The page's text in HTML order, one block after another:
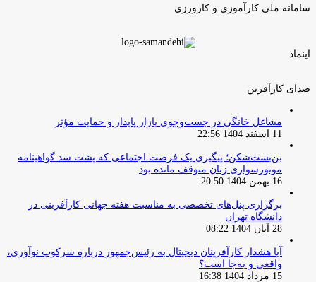
سامانه ملی کارآموزی و کارورزی
اینماد
صدای کارآفرین
مشاغل خانگی در جست‌وجوی بازار پایدار و حمایت مؤثر
11 اسفند 1404 22:56
بن‌بست‌شکن؛ پیگیری یک فرصت اجتماعی که پشت سد گواهینامه
موتورسواری زنان متوقف مانده بود
16 بهمن 1404 20:50
برگزاری پنل‌های تخصصی به مناسبت هفته جهانی کارآفرینی در
دانشگاه تهران
28 آبان 1404 08:22
آیا هشدار کارآفرینان دیجیتال به رئیس‌جمهور درباره سرکوب نوآوری،
واقعی و به‌جا است؟
15 مرداد 1404 16:38